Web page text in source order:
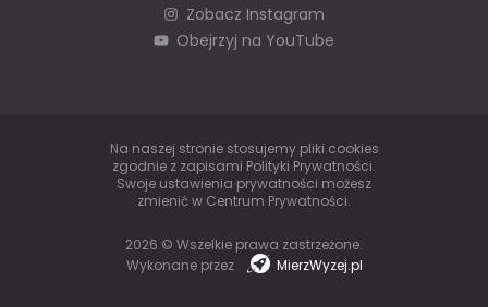
Zobacz Instagram
Obejrzyj na YouTube
Na naszej stronie stosujemy pliki cookies
zgodnie z zapisami Polityki Prywatności.
Swoje ustawienia prywatności możesz
zmienić w Centrum Prywatności.
2026 © Wszelkie prawa zastrzeżone.
Wykonane przez
MierzWyzej.pl